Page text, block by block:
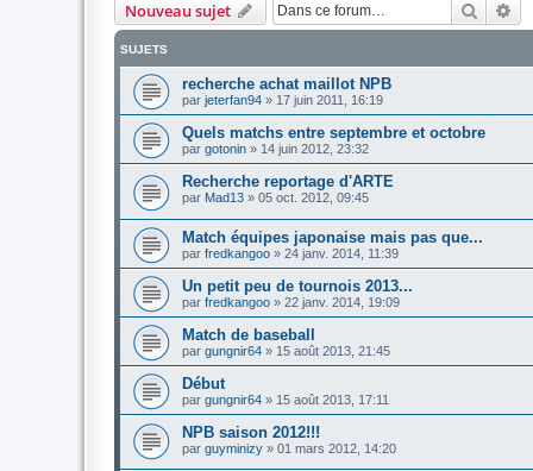
Nouveau sujet
SUJETS
recherche achat maillot NPB
par jeterfan94 » 17 juin 2011, 16:19
Quels matchs entre septembre et octobre
par gotonin » 14 juin 2012, 23:32
Recherche reportage d'ARTE
par Mad13 » 05 oct. 2012, 09:45
Match équipes japonaise mais pas que...
par fredkangoo » 24 janv. 2014, 11:39
Un petit peu de tournois 2013...
par fredkangoo » 22 janv. 2014, 19:09
Match de baseball
par gungnir64 » 15 août 2013, 21:45
Début
par gungnir64 » 15 août 2013, 17:11
NPB saison 2012!!!
par guyminizy » 01 mars 2012, 14:20